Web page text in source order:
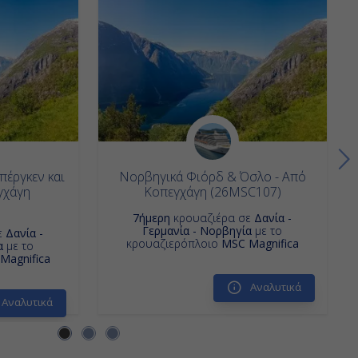
και
Δανία -
με το
Νορβηγικά Φιόρδ & Όσλο - Από
Κοπεγχάγη (26MSC107)
7ήμερη κρουαζιέρα σε Δανία -
Γερμανία - Νορβηγία με το
κρουαζιερόπλοιο MSC Magnifica
Αναλυτικά